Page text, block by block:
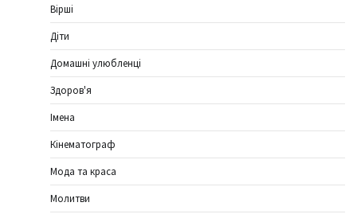
Вірші
Діти
Домашні улюбленці
Здоров'я
Імена
Кінематограф
Мода та краса
Молитви